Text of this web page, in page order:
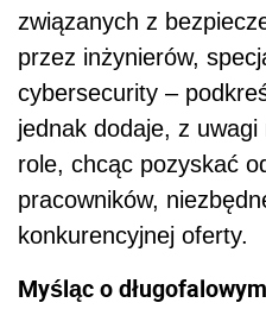
związanych z
przez inżynierów,
cybersecurity –
jednak dodaje, z
role, chcąc pozyskać
pracowników,
konkurencyjnej oferty.
Myśląc o